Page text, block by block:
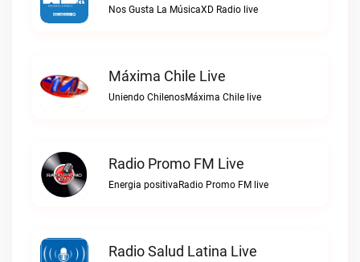
Nos Gusta La MúsicaXD Radio live
Máxima Chile Live
Uniendo ChilenosMáxima Chile live
Radio Promo FM Live
Energia positivaRadio Promo FM live
Radio Salud Latina Live